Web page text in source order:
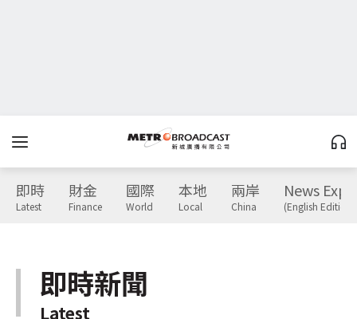
即時
Latest
財金
Finance
國際
World
本地
Local
兩岸
China
News
(English Edition)
即時新聞
Latest